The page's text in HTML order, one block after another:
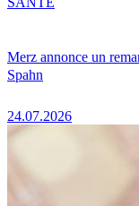
Merz annonce un
Spahn
24.07.2026